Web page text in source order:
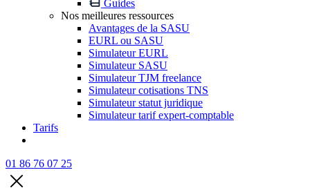
Guides
Nos meilleures ressources
Avantages de la SASU
EURL ou SASU
Simulateur EURL
Simulateur SASU
Simulateur TJM freelance
Simulateur cotisations TNS
Simulateur statut juridique
Simulateur tarif expert-comptable
Tarifs
01 86 76 07 25